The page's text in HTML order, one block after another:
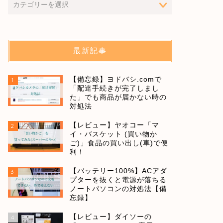
最新記事
1
【備忘録】ヨドバシ.comで
「配達手続きが完了しまし
た」でも商品が届かない時の
対処法
2
【レビュー】ヤオコー「マ
イ・バスケット (買い物か
ご)」食品の買い出し(車)で便
利！
3
【バッテリー100%】ACアダ
プターを抜くと電源が落ちる
ノートパソコンの対処法【備
忘録】
4
【レビュー】ダイソーの